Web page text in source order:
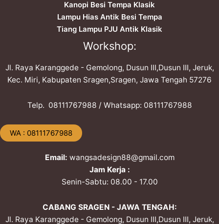
Kanopi Besi Tempa Klasik
Lampu Hias Antik Besi Tempa
Tiang Lampu PJU Antik Klasik
Workshop:
Jl. Raya Karanggede - Gemolong, Dusun III,Dusun III, Jeruk,
Kec. Miri, Kabupaten Sragen,Sragen, Jawa Tengah 57276
Telp. ​08111767988 / Whatsapp: ​08111767988
​WA : 08111767988
Email: wangsadesign88@gmail.com
Jam Kerja :
Senin-Sabtu: 08.00 - 17.00
CABANG SRAGEN - JAWA TENGAH:
Jl. Raya Karanggede - Gemolong, Dusun III,Dusun III, Jeruk,